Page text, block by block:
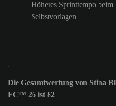
Höheres Sprinttempo
Selbstvorlagen
Die Gesamtwertung von Stina
FC™ 26 ist 82